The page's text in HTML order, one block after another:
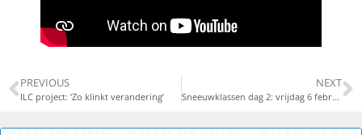
PREVIOUS
ILC project: ‘Zo klinkt verandering’
NEXT
Sneeuwklassen dag 2: vrijdag 6 februari 2026